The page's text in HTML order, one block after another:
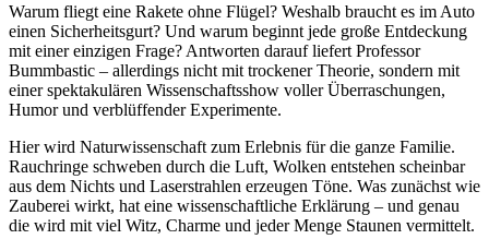
Warum fliegt eine Rakete ohne Flügel? Weshalb braucht es im Auto
einen Sicherheitsgurt? Und warum beginnt jede große Entdeckung
mit einer einzigen Frage? Antworten darauf liefert Professor
Bummbastic – allerdings nicht mit trockener Theorie, sondern mit
einer spektakulären Wissenschaftsshow voller Überraschungen,
Humor und verblüffender Experimente.
Hier wird Naturwissenschaft zum Erlebnis für die ganze Familie.
Rauchringe schweben durch die Luft, Wolken entstehen scheinbar
aus dem Nichts und Laserstrahlen erzeugen Töne. Was zunächst wie
Zauberei wirkt, hat eine wissenschaftliche Erklärung – und genau
die wird mit viel Witz, Charme und jeder Menge Staunen vermittelt.